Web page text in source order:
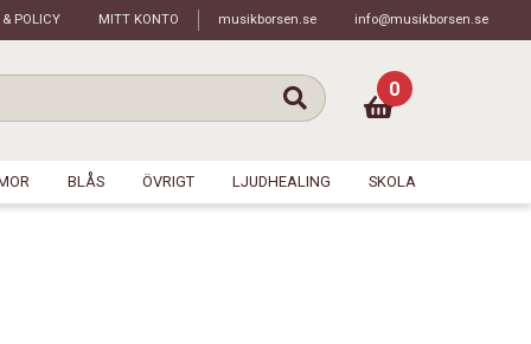
& POLICY MITT KONTO musikborsen.se info@musikborsen.se
0
BLÅS ÖVRIGT LJUDHEALING SKOLA